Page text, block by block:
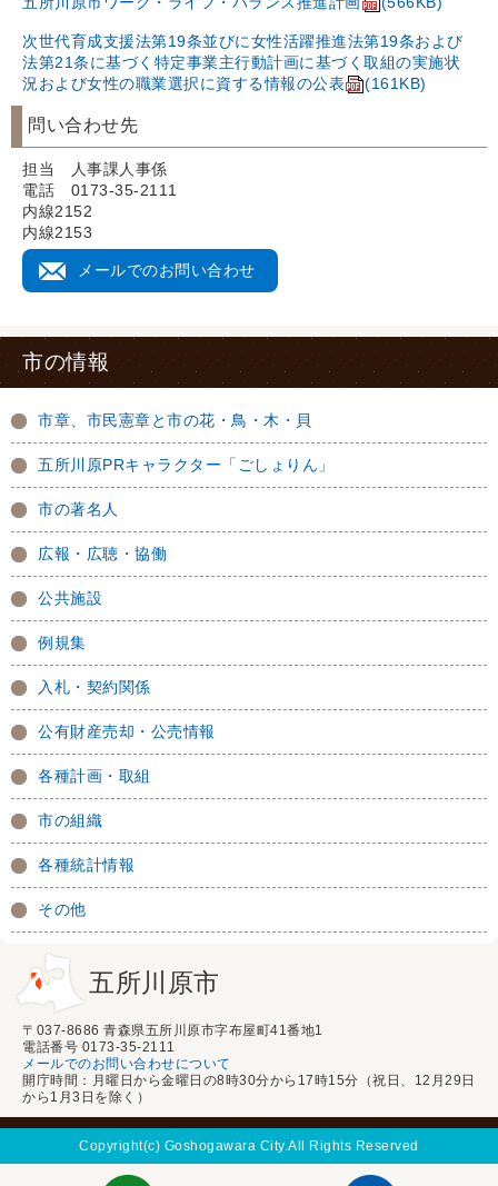
次世代育成支援法第19条並びに女性活躍推進法第19条および
法第21条に基づく特定事業主行動計画に基づく取組の実施状
況および女性の職業選択に資する情報の公表
(161KB)
問い合わせ先
担当 人事課人事係
電話 0173-35-2111
内線2152
内線2153
メールでのお問い合わせ
市の情報
市章、市民憲章と市の花・鳥・木・貝
五所川原PRキャラクター「ごしょりん」
市の著名人
広報・広聴・協働
公共施設
例規集
入札・契約関係
公有財産売却・公売情報
各種計画・取組
市の組織
各種統計情報
その他
五所川原市
〒037-8686 青森県五所川原市字布屋町41番地1
電話番号 0173-35-2111
メールでのお問い合わせについて
開庁時間：月曜日から金曜日の8時30分から17時15分（祝日、12月29日
から1月3日を除く）
Copyright(c) Goshogawara City.All Rights Reserved